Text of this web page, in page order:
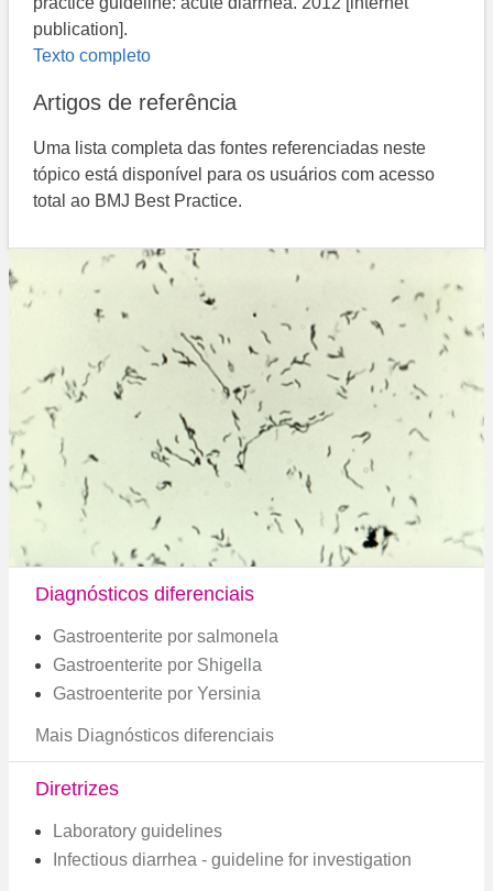
publication].
Texto completo
Artigos de referência
Uma lista completa das fontes referenciadas neste
tópico está disponível para os usuários com acesso
total ao BMJ Best Practice.
Diagnósticos diferenciais
Gastroenterite por salmonela
Gastroenterite por Shigella
Gastroenterite por Yersinia
Mais Diagnósticos diferenciais
Diretrizes
Laboratory guidelines
Infectious diarrhea - guideline for investigation